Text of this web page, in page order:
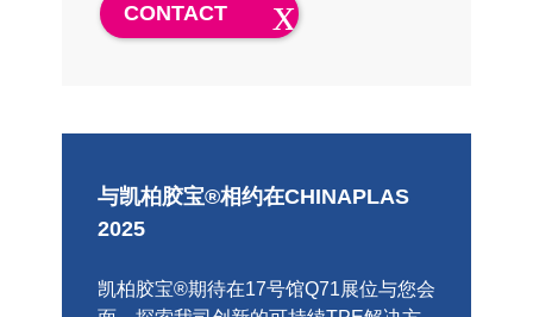
CONTACT
与凯柏胶宝®相约在CHINAPLAS
2025
凯柏胶宝®期待在17号馆Q71展位与您会